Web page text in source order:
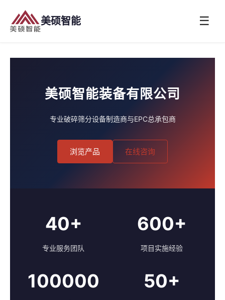
美硕智能 ☰
美硕智能装备有限公司
专业破碎筛分设备制造商与EPC总承包商
浏览产品 在线咨询
40+
专业服务团队
600+
项目实施经验
100000
50+